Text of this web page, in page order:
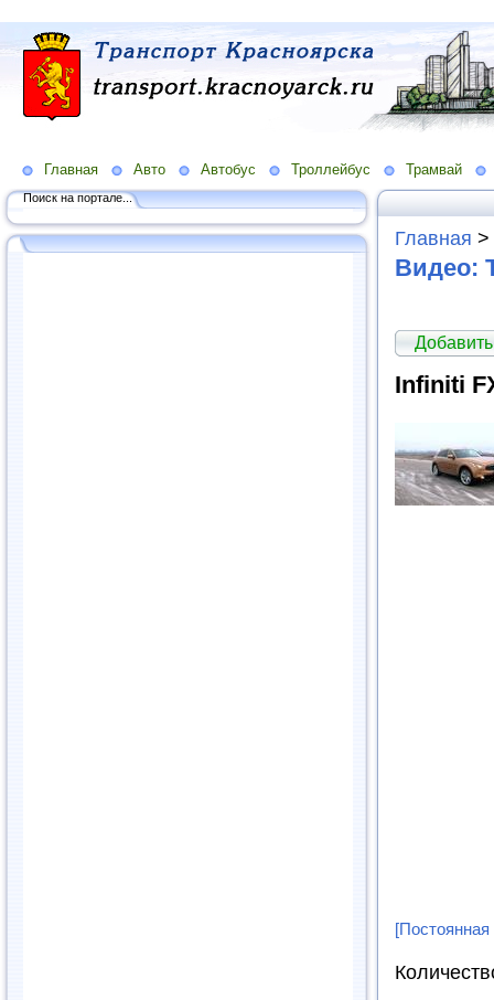
Главная Авто Автобус Троллейбус Трамвай
Поиск на портале...
Главная >
Видео:
Infiniti